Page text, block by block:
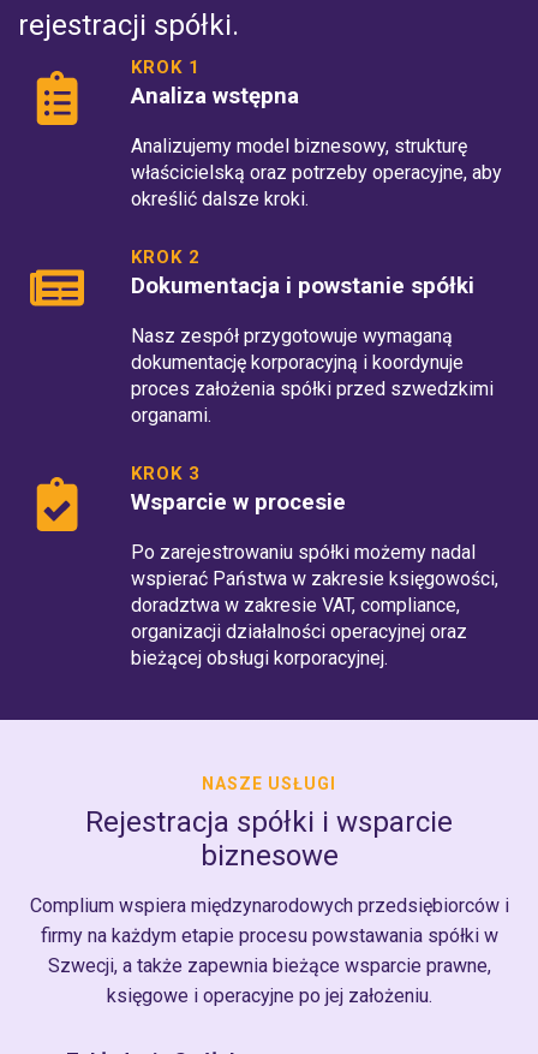
rejestracji spółki.
KROK 1
Analiza wstępna
Analizujemy model biznesowy, strukturę
właścicielską oraz potrzeby operacyjne, aby
określić dalsze kroki.
KROK 2
Dokumentacja i powstanie spółki
Nasz zespół przygotowuje wymaganą
dokumentację korporacyjną i koordynuje
proces założenia spółki przed szwedzkimi
organami.
KROK 3
Wsparcie w procesie
Po zarejestrowaniu spółki możemy nadal
wspierać Państwa w zakresie księgowości,
doradztwa w zakresie VAT, compliance,
organizacji działalności operacyjnej oraz
bieżącej obsługi korporacyjnej.
NASZE USŁUGI
Rejestracja spółki i wsparcie
biznesowe
Complium wspiera międzynarodowych przedsiębiorców i
firmy na każdym etapie procesu powstawania spółki w
Szwecji, a także zapewnia bieżące wsparcie prawne,
księgowe i operacyjne po jej założeniu.